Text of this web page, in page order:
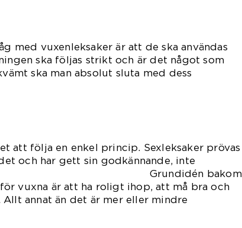
med vuxenleksaker är att de ska användas
ska följas strikt och är det något som
ska man absolut sluta med dess
att följa en enkel princip. Sexleksaker prövas
och har gett sin godkännande, inte
bakom
vuxna är att ha roligt ihop, att må bra och
annat än det är mer eller mindre